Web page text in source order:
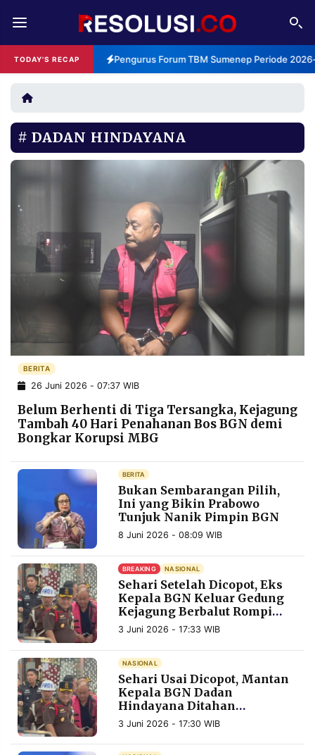
TODAY'S RECAP Pengurus Forum TBM Sumenep Periode
REDAKSI TENTANG
RESOLUSI IKLAN
RUBRIKASI
EDITORIAL AKSARA
FINANSIA
NASIONAL
MANCA SPORT
BERITA
WARGA
INFORMASI
IKLAN
KIRIM
PENGADUAN TERM
OF
SERVICE
IKUTI
©
PT.
RESOLUSI
MEDIA
©
Resolusi.co
2026
DADAN HINDAYANA
BERITA
26 Juni 2026 - 07:37 WIB
Belum Berhenti di Tiga Tersangka, Kejagung
Tambah 40 Hari Penahanan Bos BGN demi
Bongkar Korupsi MBG
BERITA
Bukan Sembarangan Pilih,
Ini yang Bikin Prabowo
Tunjuk Nanik Pimpin BGN
8 Juni 2026 - 08:09 WIB
BREAKING NASIONAL
Sehari Setelah Dicopot, Eks
Kepala BGN Keluar Gedung
Kejagung Berbalut Rompi
Pink
3 Juni 2026 - 17:33 WIB
NASIONAL
Sehari Usai Dicopot, Mantan
Kepala BGN Dadan
Hindayana Ditahan
Kejaksaan Agung
3 Juni 2026 - 17:30 WIB